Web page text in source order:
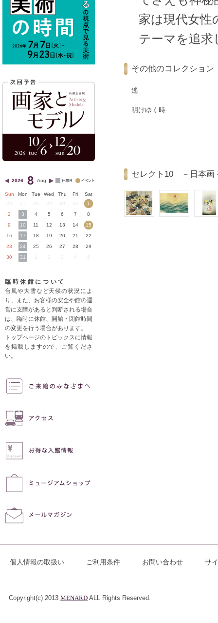
家は現代女性
テーマを追求
その他のコレクショ
遙
明けゆく時
セレクト10 －日本画
2026 8 Aug.
Sun Mon Tue Wed Thu Fri
Sat
27 29 30 31
1
2
3 4 5 6 7
8
9
10 11 12 13 14
15
16
17 18 19 20 21
22
23
24 25 26 27 28
29
30
31 3 4 5
臨時休館について
台風や大雪など天候の状況によ
り、また、お客様の安全や館の運
営に支障があると判断される場合
は、臨時に休館、開館・閉館時間
の変更を行う場合があります。
トップページのトピックスに情報
を掲載しますので、ご覧くださ
い。
個人情報の取扱い ご利用条件 お問い合わせ サ
Copyright(c) 2013 MENARD ALL Rights Reserved.